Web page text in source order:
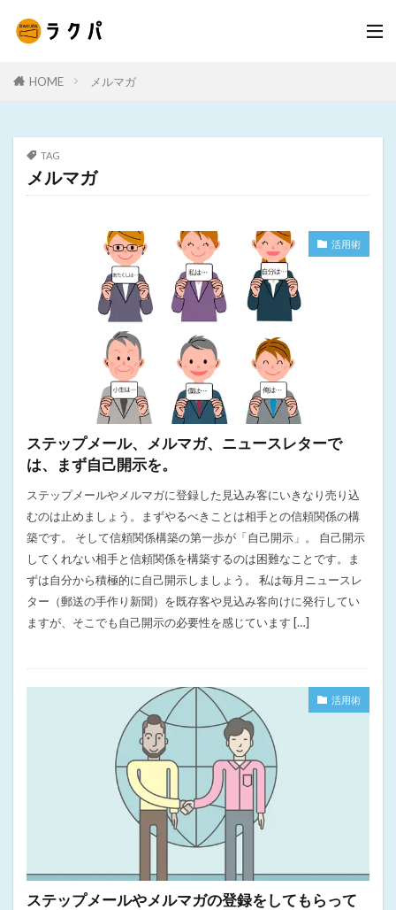
HOME メルマガ
TAG
メルマガ
活用術
ステップメール、メルマガ、ニュースレターで
は、まず自己開示を。
ステップメールやメルマガに登録した見込み客にいきなり売り込
むのは止めましょう。まずやるべきことは相手との信頼関係の構
築です。 そして信頼関係構築の第一歩が「自己開示」。 自己開示
してくれない相手と信頼関係を構築するのは困難なことです。ま
ずは自分から積極的に自己開示しましょう。 私は毎月ニュースレ
ター（郵送の手作り新聞）を既存客や見込み客向けに発行してい
ますが、そこでも自己開示の必要性を感じています […]
活用術
ステップメールやメルマガの登録をしてもらって